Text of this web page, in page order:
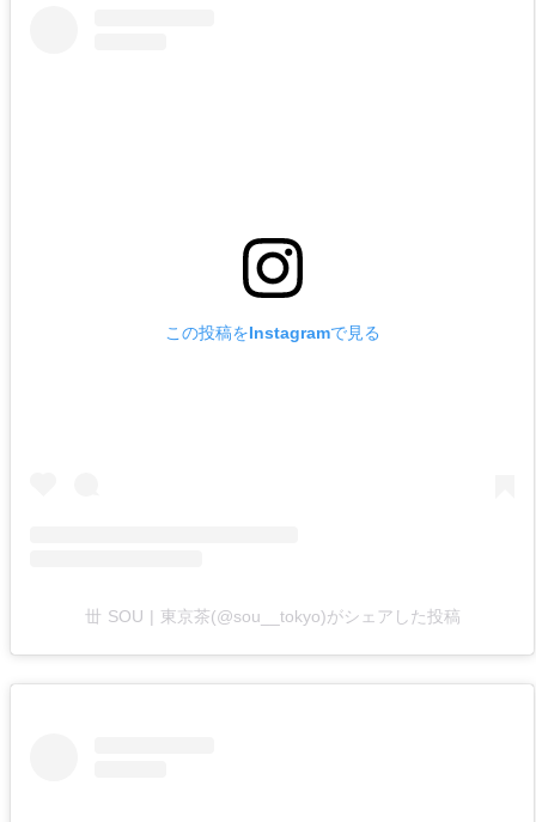
この投稿をInstagramで見る
丗 SOU | 東京茶(@sou__tokyo)がシェアした投稿